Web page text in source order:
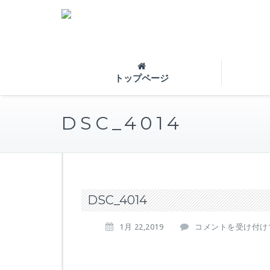
トップページ
DSC_4014
DSC_4014
1月 22,2019
D
コメントを受け付